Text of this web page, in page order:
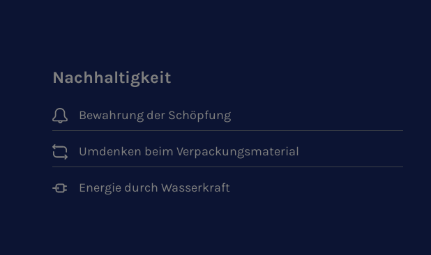
Nachhaltigkeit
Bewahrung der Schöpfung
Umdenken beim Verpackungsmaterial
Energie durch Wasserkraft